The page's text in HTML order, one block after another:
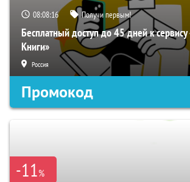
08:08:15 Получи первым!
Бесплатный доступ до 45 дней к сервису
Книги»
Россия
Промокод
-11%